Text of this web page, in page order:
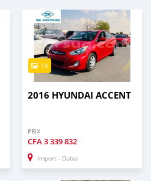
14
2016 HYUNDAI ACCENT
PRIX
CFA3 339 832
Import - Dubai